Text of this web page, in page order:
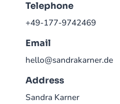
Telephone
+49-177-9742469
Email
hello@sandrakarner.de
Address
Sandra Karner